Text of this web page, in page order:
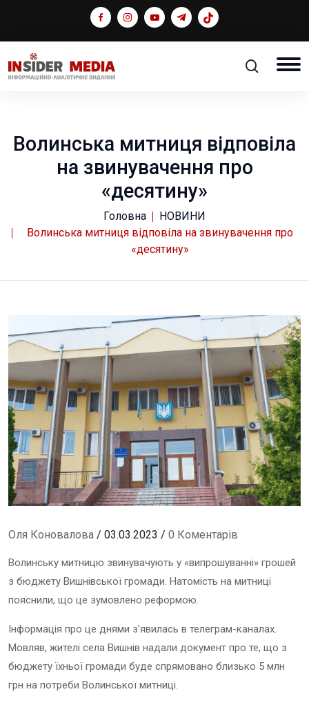
Волинська митниця відповіла
на звинувачення про
«десятину»
Головна
НОВИНИ
Волинська митниця відповіла на звинувачення про
«десятину»
Оля Коновалова / 03.03.2023 / 0 Коментарів
Волинську митницю звинувачують у «випрошуванні» грошей
з бюджету Вишнівської громади. Натомість на митниці
пояснили, що це зумовлено реформою.
Інформація про це днями з'явилась в телеграм-каналах.
Мовляв, жителі села Вишнів надали документ про те, що з
бюджету їхньої громади буде спрямовано близько 5 млн
грн на потреби Волинської митниці.